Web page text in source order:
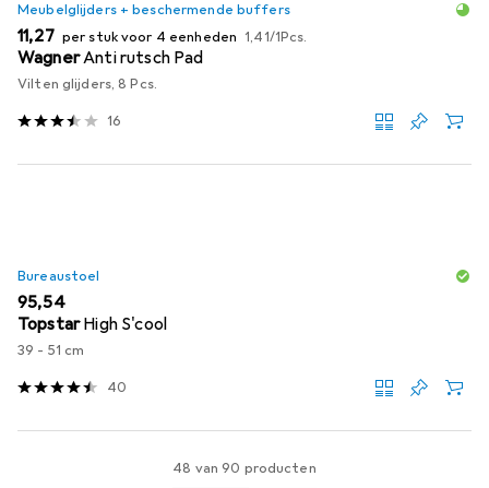
Meubelglijders + beschermende buffers
EUR
11,27 per stuk voor 4 eenheden EUR
1,41/1Pcs.
WagnerAnti rutsch Pad
Vilten glijders, 8 Pcs.
16
Bureaustoel
EUR
95,54
TopstarHigh S'cool
39 - 51 cm
40
48 van 90 producten